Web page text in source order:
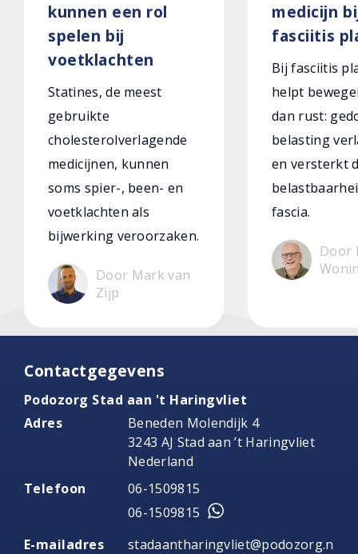
kunnen een rol
spelen bij
voetklachten
Statines, de meest
gebruikte
cholesterolverlagende
medicijnen, kunnen
soms spier-, been- en
voetklachten als
bijwerking veroorzaken.
Door Mark van
Zijp
medicijn
fasciitis
Bij fasciitis
helpt
dan rust:
belasting
en versterkt
fascia.
Door
Contactgegevens
Podozorg Stad aan 't Haringvliet
Adres
Beneden Molendijk 4
3243 AJ Stad aan ’t Haringvliet
Nederland
Telefoon
06-1509815
06-1509815
E-mailadres
stadaantharingvliet@podozorg.n